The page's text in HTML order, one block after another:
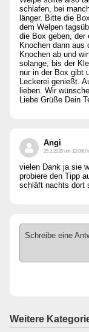
schlafen, bei
länger. Bitte die
dem Welpen
die Box geben, der
Knochen dann aus
Knochen ab und
solange, bis der
nur in der Box gibt
Leckerei genießt.
lieben. Wir
Liebe Grüße Dein
Angi
25.3.2026 um
vielen Dank ja sie
probiere den Tipp
schläft nachts dort
Schreibe eine
Weitere